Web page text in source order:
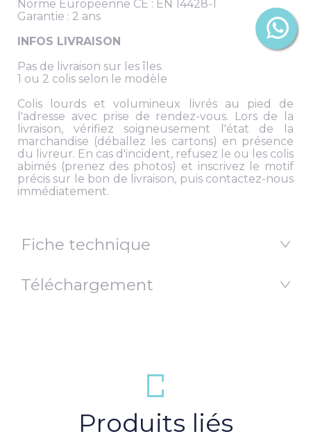
Norme Européenne CE : EN 14428-1
Garantie : 2 ans
INFOS LIVRAISON
Pas de livraison sur les îles.
1 ou 2 colis selon le modèle
Colis lourds et volumineux livrés au pied de
l'adresse avec prise de rendez-vous. Lors de la
livraison, vérifiez soigneusement l'état de la
marchandise (déballez les cartons) en présence
du livreur. En cas d'incident, refusez le ou les colis
abimés (prenez des photos) et inscrivez le motif
précis sur le bon de livraison, puis contactez-nous
immédiatement.
Fiche technique
Téléchargement
Produits liés